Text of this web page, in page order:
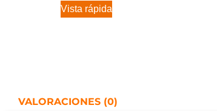
Vista rápida
VALORACIONES (0)